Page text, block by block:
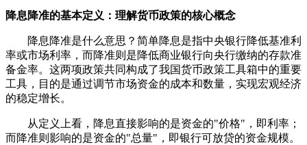
降息降准的基本定义：理解货币政策的核心概念
降息降准是什么意思？简单降息是指中央银行降低基准利
率或市场利率，而降准则是降低商业银行向央行缴纳的存款准
备金率。这两项政策共同构成了我国货币政策工具箱中的重要
工具，目的是通过调节市场资金的成本和数量，实现宏观经济
的稳定增长。
从定义上看，降息直接影响的是资金的"价格"，即利率；
而降准则影响的是资金的"总量"，即银行可放贷的资金规模。